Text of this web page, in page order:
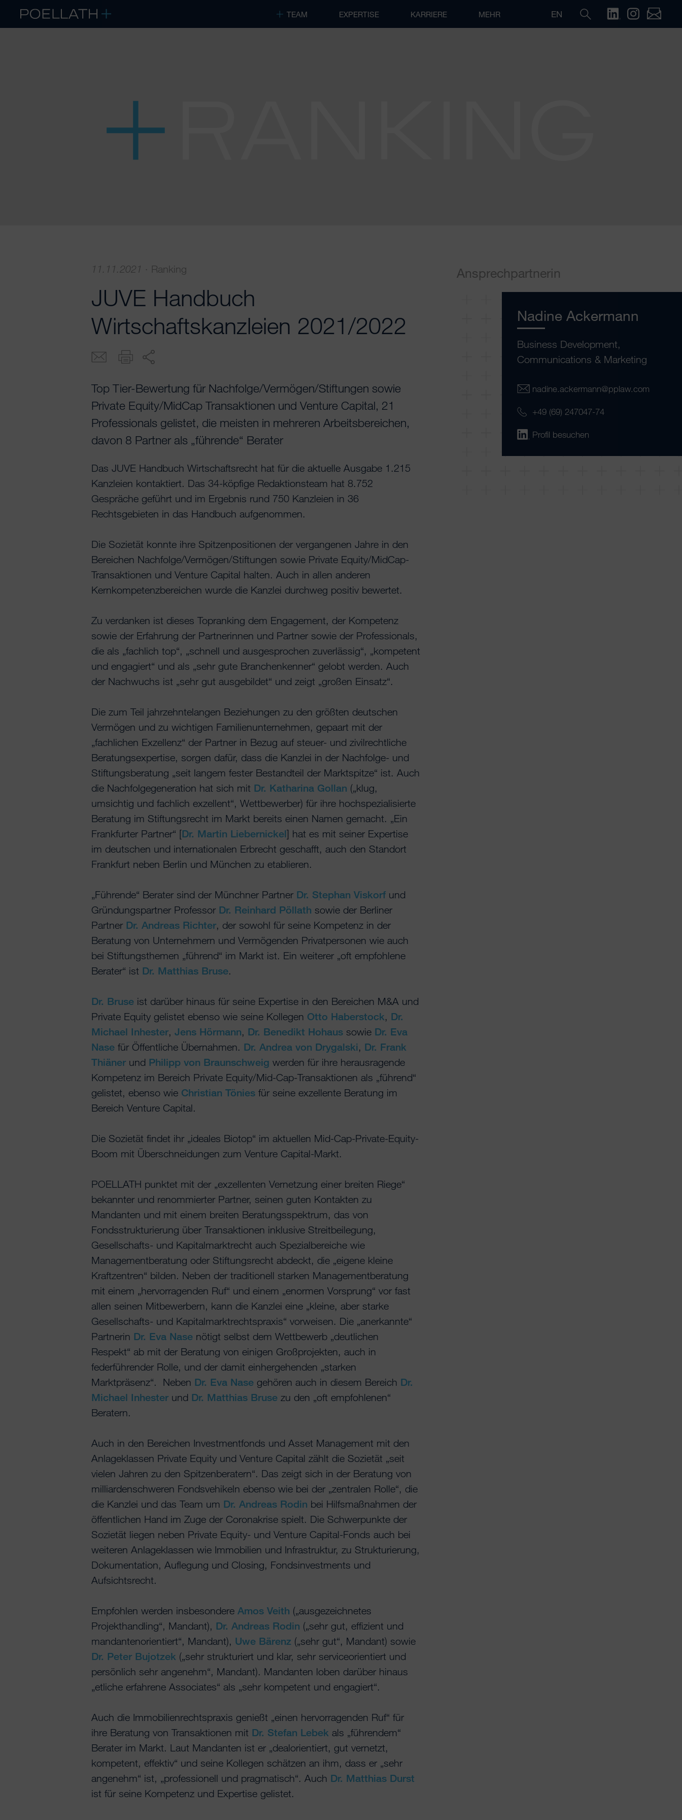
TEAM EXPERTISE KARRIERE MEHR EN
11.11.2021 · Ranking
JUVE Handbuch
Wirtschaftskanzleien 2021/2022
Top Tier-Bewertung für Nachfolge/Vermögen/Stiftungen sowie
Private Equity/MidCap Transaktionen und Venture Capital, 21
Professionals gelistet, die meisten in mehreren Arbeitsbereichen,
davon 8 Partner als „führende“ Berater
Das JUVE Handbuch Wirtschaftsrecht hat für die aktuelle Ausgabe 1.215
Kanzleien kontaktiert. Das 34-köpfige Redaktionsteam hat 8.752
Gespräche geführt und im Ergebnis rund 750 Kanzleien in 36
Rechtsgebieten in das Handbuch aufgenommen.
Die Sozietät konnte ihre Spitzenpositionen der vergangenen Jahre in den
Bereichen Nachfolge/Vermögen/Stiftungen sowie Private Equity/MidCap-
Transaktionen und Venture Capital halten. Auch in allen anderen
Kernkompetenzbereichen wurde die Kanzlei durchweg positiv bewertet.
Zu verdanken ist dieses Topranking dem Engagement, der Kompetenz
sowie der Erfahrung der Partnerinnen und Partner sowie der Professionals,
die als „fachlich top“, „schnell und ausgesprochen zuverlässig“, „kompetent
und engagiert“ und als „sehr gute Branchenkenner“ gelobt werden. Auch
der Nachwuchs ist „sehr gut ausgebildet“ und zeigt „großen Einsatz“.
Die zum Teil jahrzehntelangen Beziehungen zu den größten deutschen
Vermögen und zu wichtigen Familienunternehmen, gepaart mit der
„fachlichen Exzellenz“ der Partner in Bezug auf steuer- und zivilrechtliche
Beratungsexpertise, sorgen dafür, dass die Kanzlei in der Nachfolge- und
Stiftungsberatung „seit langem fester Bestandteil der Marktspitze“ ist. Auch
die Nachfolgegeneration hat sich mit Dr. Katharina Gollan („klug,
umsichtig und fachlich exzellent“, Wettbewerber) für ihre hochspezialisierte
Beratung im Stiftungsrecht im Markt bereits einen Namen gemacht. „Ein
Frankfurter Partner“ [Dr. Martin Liebernickel] hat es mit seiner Expertise
im deutschen und internationalen Erbrecht geschafft, auch den Standort
Frankfurt neben Berlin und München zu etablieren.
„Führende“ Berater sind der Münchner Partner Dr. Stephan Viskorf und
Gründungspartner Professor Dr. Reinhard Pöllath sowie der Berliner
Partner Dr. Andreas Richter, der sowohl für seine Kompetenz in der
Beratung von Unternehmern und Vermögenden Privatpersonen wie auch
bei Stiftungsthemen „führend“ im Markt ist. Ein weiterer „oft empfohlene
Berater“ ist Dr. Matthias Bruse.
Dr. Bruse ist darüber hinaus für seine Expertise in den Bereichen M&A und
Private Equity gelistet ebenso wie seine Kollegen Otto Haberstock, Dr.
Michael Inhester,Jens Hörmann, Dr. Benedikt Hohaus sowie Dr. Eva
Nase für Öffentliche Übernahmen. Dr. Andrea von Drygalski, Dr. Frank
Thiäner und Philipp von Braunschweig werden für ihre herausragende
Kompetenz im Bereich Private Equity/Mid-Cap-Transaktionen als „führend“
gelistet, ebenso wie Christian Tönies für seine exzellente Beratung im
Bereich Venture Capital.
Die Sozietät findet ihr „ideales Biotop“ im aktuellen Mid-Cap-Private-Equity-
Boom mit Überschneidungen zum Venture Capital-Markt.
POELLATH punktet mit der „exzellenten Vernetzung einer breiten Riege“
bekannter und renommierter Partner, seinen guten Kontakten zu
Mandanten und mit einem breiten Beratungsspektrum, das von
Fondsstrukturierung über Transaktionen inklusive Streitbeilegung,
Gesellschafts- und Kapitalmarktrecht auch Spezialbereiche wie
Managementberatung oder Stiftungsrecht abdeckt, die „eigene kleine
Kraftzentren“ bilden. Neben der traditionell starken Managementberatung
mit einem „hervorragenden Ruf“ und einem „enormen Vorsprung“ vor fast
allen seinen Mitbewerbern, kann die Kanzlei eine „kleine, aber starke
Gesellschafts- und Kapitalmarktrechtspraxis“ vorweisen. Die „anerkannte“
Partnerin Dr. Eva Nase nötigt selbst dem Wettbewerb „deutlichen
Respekt“ ab mit der Beratung von einigen Großprojekten, auch in
federführender Rolle, und der damit einhergehenden „starken
Marktpräsenz“. Neben Dr. Eva Nase gehören auch in diesem Bereich Dr.
Michael Inhester und Dr. Matthias Bruse zu den „oft empfohlenen“
Beratern.
Auch in den Bereichen Investmentfonds und Asset Management mit den
Anlageklassen Private Equity und Venture Capital zählt die Sozietät „seit
vielen Jahren zu den Spitzenberatern“. Das zeigt sich in der Beratung von
milliardenschweren Fondsvehikeln ebenso wie bei der „zentralen Rolle“, die
die Kanzlei und das Team um Dr. Andreas Rodin bei Hilfsmaßnahmen der
öffentlichen Hand im Zuge der Coronakrise spielt. Die Schwerpunkte der
Sozietät liegen neben Private Equity- und Venture Capital-Fonds auch bei
weiteren Anlageklassen wie Immobilien und Infrastruktur, zu Strukturierung,
Dokumentation, Auflegung und Closing, Fondsinvestments und
Aufsichtsrecht.
Empfohlen werden insbesondereAmos Veith („ausgezeichnetes
Projekthandling“, Mandant), Dr. Andreas Rodin („sehr gut, effizient und
mandantenorientiert“, Mandant), Uwe Bärenz („sehr gut“, Mandant) sowie
Dr. Peter Bujotzek („sehr strukturiert und klar, sehr serviceorientiert und
persönlich sehr angenehm“, Mandant). Mandanten loben darüber hinaus
„etliche erfahrene Associates“ als „sehr kompetent und engagiert“.
Auch die Immobilienrechtspraxis genießt „einen hervorragenden Ruf“ für
ihre Beratung von Transaktionen mit Dr. Stefan Lebek als „führendem“
Berater im Markt. Laut Mandanten ist er „dealorientiert, gut vernetzt,
kompetent, effektiv“ und seine Kollegen schätzen an ihm, dass er „sehr
angenehm“ ist, „professionell und pragmatisch“. Auch Dr. Matthias Durst
ist für seine Kompetenz und Expertise gelistet.
Ansprechpartnerin
Nadine Ackermann
Business Development,
Communications & Marketing
nadine.ackermann@pplaw.com
+49 (69) 247047-74
Profil besuchen